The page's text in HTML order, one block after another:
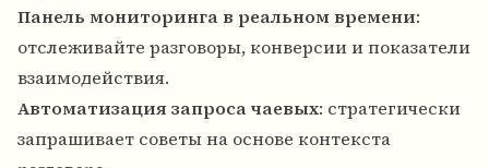
Панель мониторинга в реальном времени:
отслеживайте разговоры, конверсии и показатели
взаимодействия.
Автоматизация запроса чаевых: стратегически
запрашивает советы на основе контекста